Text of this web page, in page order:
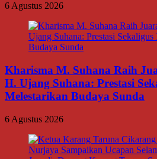
6 Agustus 2026
Kharisma M. Suhana Raih
H. Ujang Suhana: Prestasi
Melestarikan Budaya Sunda
6 Agustus 2026